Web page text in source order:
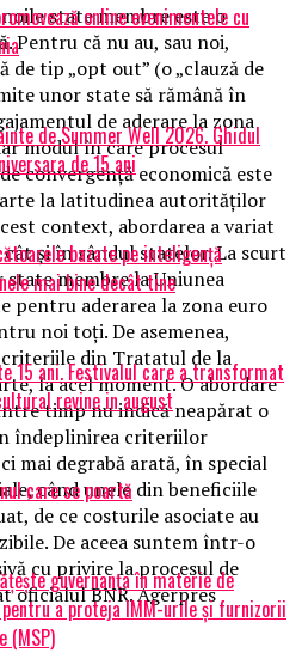
state membre este o
Pentru că nu au, sau noi,
de tip „opt out” (o „clauză de
unor state să rămână în
de aderare la zona
modul în care procesul
convergenţă economică este
la latitudinea autorităţilor
context, abordarea a variat
şi în rândul statelor. La scurt
membre la Uniunea
pentru aderarea la zona euro
noi toţi. De asemenea,
din Tratatul de la
la acel moment. O abordare
timp nu indică neapărat o
îndeplinirea criteriilor
mai degrabă arată, în special
când unele din beneficiile
de ce costurile asociate au
De aceea suntem într-o
cu privire la procesul de
oficialul BNR. Agerpres
online evenimentele cu
de Summer Well 2026. Ghidul
de 15 ani
bazate pe inteligență
mai bine decât tine
15 ani. Festivalul care a transformat
revine in august
care se poartă
guvernanța în materie de
a proteja IMM-urile și furnizorii
(MSP)